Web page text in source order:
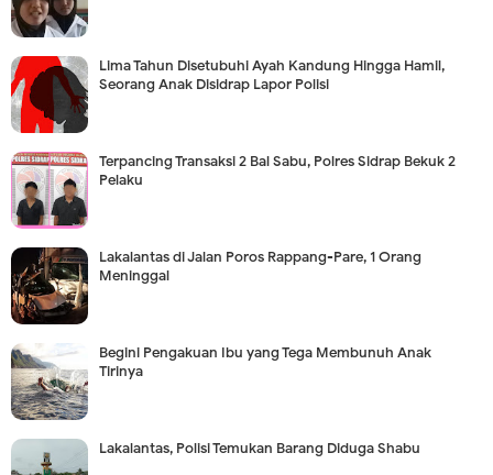
Lima Tahun Disetubuhi Ayah Kandung Hingga Hamil,
Seorang Anak Disidrap Lapor Polisi
Terpancing Transaksi 2 Bal Sabu, Polres Sidrap Bekuk 2
Pelaku
Lakalantas di Jalan Poros Rappang-Pare, 1 Orang
Meninggal
Begini Pengakuan Ibu yang Tega Membunuh Anak
Tirinya
Lakalantas, Polisi Temukan Barang Diduga Shabu